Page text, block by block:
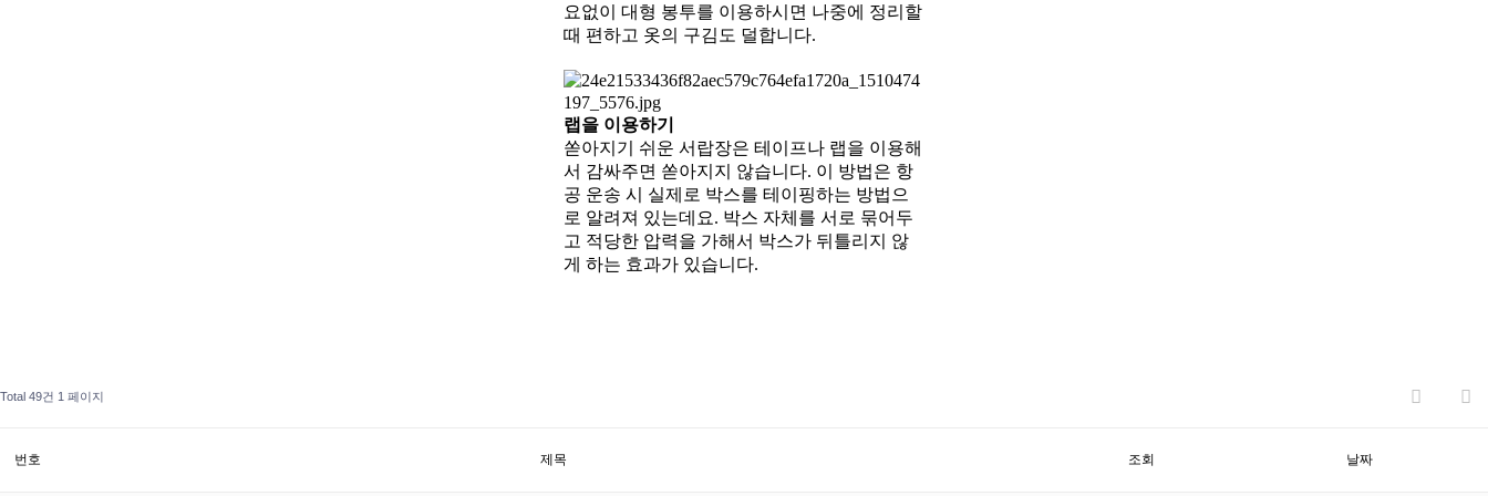
요없이 대형 봉투를 이용하시면 나중에 정리할
때 편하고 옷의 구김도 덜합니다.
랩을 이용하기
쏟아지기 쉬운 서랍장은 테이프나 랩을 이용해
서 감싸주면 쏟아지지 않습니다. 이 방법은 항
공 운송 시 실제로 박스를 테이핑하는 방법으
로 알려져 있는데요. 박스 자체를 서로 묶어두
고 적당한 압력을 가해서 박스가 뒤틀리지 않
게 하는 효과가 있습니다.
Total 49건 1 페이지
번호 제목 조회 날짜